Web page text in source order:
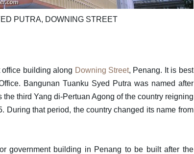
PUTRA, DOWNING STREET
building along Downing Street, Penang. It is best
Bangunan Tuanku Syed Putra was named after
third Yang di-Pertuan Agong of the country reigning
During that period, the country changed its name from
government building in Penang to be built after the